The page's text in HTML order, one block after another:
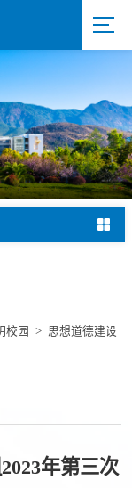
校园 > 思想道德建设
年第三次